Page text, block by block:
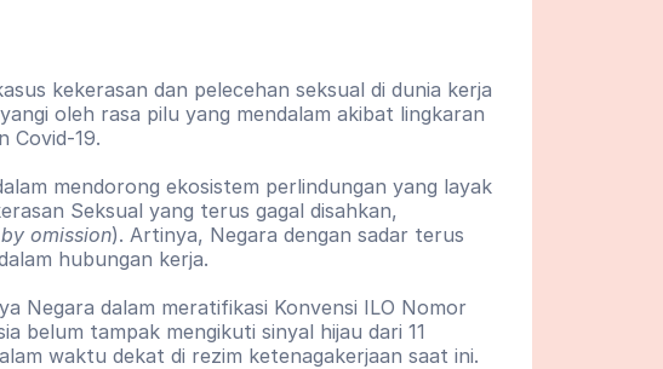
kekerasan dan pelecehan seksual di dunia kerja
oleh rasa pilu yang mendalam akibat lingkaran
Covid-19.
mendorong ekosistem perlindungan yang layak
Seksual yang terus gagal disahkan,
omission). Artinya, Negara dengan sadar terus
hubungan kerja.
Negara dalam meratifikasi Konvensi ILO Nomor
belum tampak mengikuti sinyal hijau dari 11
waktu dekat di rezim ketenagakerjaan saat ini.